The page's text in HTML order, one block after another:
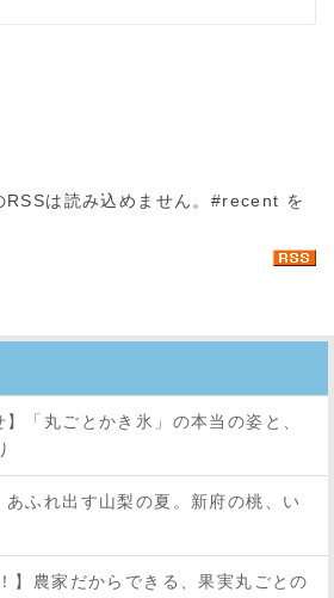
は読み込めません。#recent を
】「丸ごとかき氷」の本当の姿と、
あふれ出す山梨の夏。新府の桃、い
】農家だからできる、果実丸ごとの